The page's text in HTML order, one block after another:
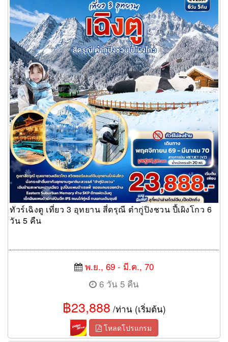
ทัวร์เฉิงตู เที่ยว 3 อุทยาน สี่ดรุณี ต๋ากู่ปิงชวน ปี้เผิงโกว 6
วัน 5 คืน
พ.ย., 69 - มี.ค., 70
6 วัน 5 คืน
฿23,888 /ท่าน (เริ่มต้น)
โหลดโปรแกรม